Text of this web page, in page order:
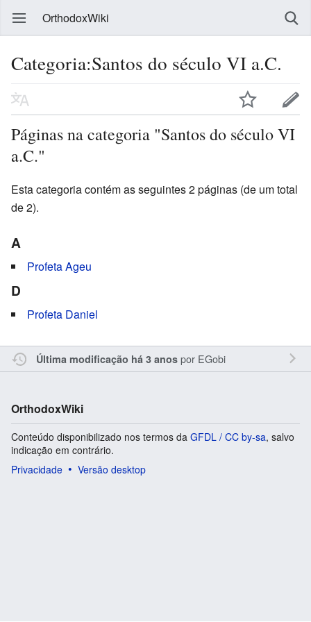
OrthodoxWiki
Categoria:Santos do século VI a.C.
Páginas na categoria "Santos do século VI
a.C."
Esta categoria contém as seguintes 2 páginas (de um total
de 2).
A
Profeta Ageu
D
Profeta Daniel
Última modificação há 3 anospor EGobi
OrthodoxWiki
Conteúdo disponibilizado nos termos da GFDL / CC by-sa, salvo
indicação em contrário.
Privacidade
Versão desktop